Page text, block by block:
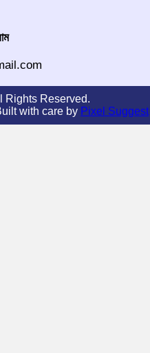
Rights Reserved.
with care by Pixel Suggest